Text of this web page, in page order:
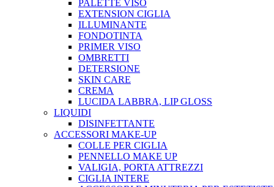
PALETTE VISO
EXTENSION CIGLIA
ILLUMINANTE
FONDOTINTA
PRIMER VISO
OMBRETTI
DETERSIONE
SKIN CARE
CREMA
LUCIDA LABBRA, LIP GLOSS
LIQUIDI
DISINFETTANTE
ACCESSORI MAKE-UP
COLLE PER CIGLIA
PENNELLO MAKE UP
VALIGIA, PORTA ATTREZZI
CIGLIA INTERE